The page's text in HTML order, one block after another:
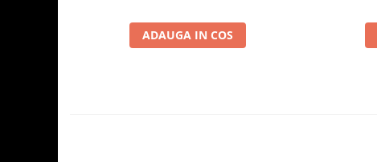
ADAUGA IN COS